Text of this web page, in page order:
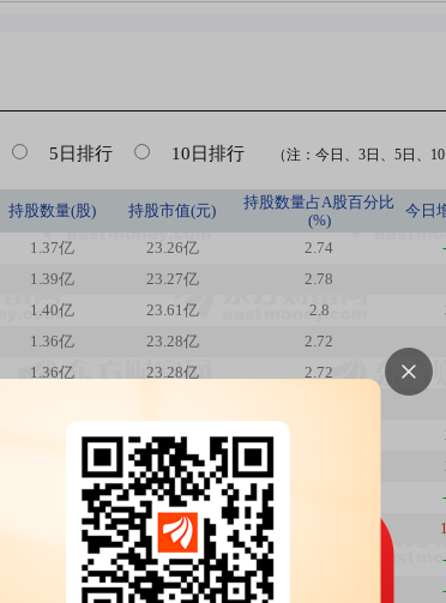
5日排行 10日排行 （注：今日、3日、5日、
持股数量(股) 持股市值(元)
持股数量占A股百分比
(%)
今日
1.37亿 23.26亿 2.74
1.39亿 23.27亿
2.78
1.40亿 23.61亿 2.8
1.36亿 23.28亿
2.72
1.36亿 23.28亿
2.72
23.02亿
22.32亿
22.23亿
22.51亿
22.35亿
23.34亿